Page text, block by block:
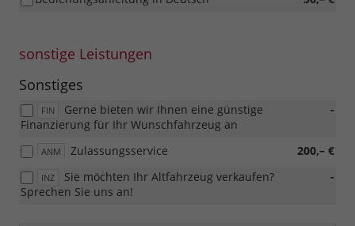
sonstige Leistungen
Sonstiges
FIN -
Gerne bieten wir Ihnen eine günstige
Finanzierung für Ihr Wunschfahrzeug an
ANM 200,– €
Zulassungsservice
INZ -
Sie möchten Ihr Altfahrzeug verkaufen?
Sprechen Sie uns an!